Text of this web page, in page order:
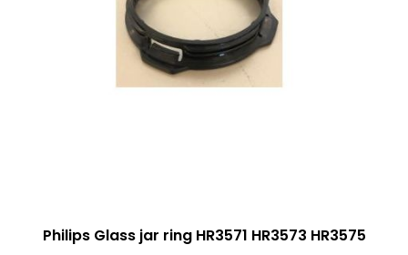
Philips Glass jar ring HR3571 HR3573 HR3575